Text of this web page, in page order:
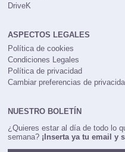
DriveK
ASPECTOS LEGALES
Política de cookies
Condiciones Legales
Política de privacidad
Cambiar preferencias de
NUESTRO BOLETÍN
¿Quieres estar al día de todo lo
semana? ¡Inserta ya tu email y